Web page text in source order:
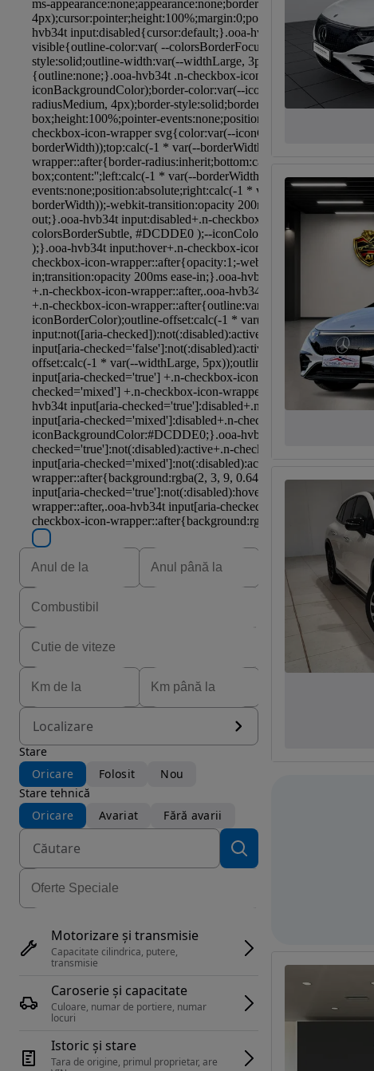
Localizare
Stare
Oricare
Folosit
Nou
Stare tehnică
Oricare
Avariat Fără avarii
Motorizare și transmisie
Capacitate cilindrica, putere,
transmisie
Caroserie și capacitate
Culoare, numar de portiere, numar
locuri
Istoric și stare
Tara de origine, primul proprietar, are